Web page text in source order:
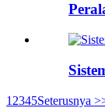
1 2345Seterusnya >